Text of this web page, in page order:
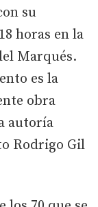
su
horas en la
Marqués.
es la
obra
autoría
Rodrigo Gil